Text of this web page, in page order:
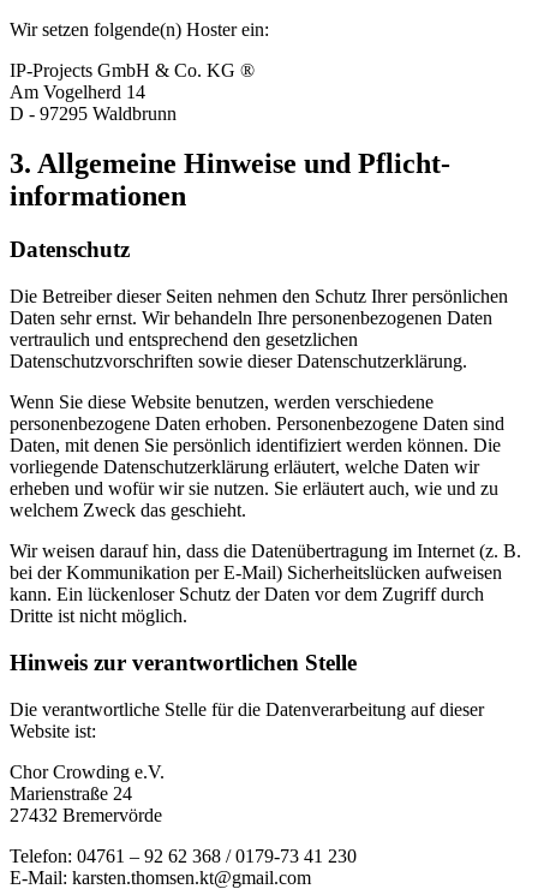
Wir setzen folgende(n) Hoster ein:
IP-Projects GmbH & Co. KG ®
Am Vogelherd 14
D - 97295 Waldbrunn
3. Allgemeine Hinweise und Pflicht­
informationen
Datenschutz
Die Betreiber dieser Seiten nehmen den Schutz Ihrer persönlichen
Daten sehr ernst. Wir behandeln Ihre personenbezogenen Daten
vertraulich und entsprechend den gesetzlichen
Datenschutzvorschriften sowie dieser Datenschutzerklärung.
Wenn Sie diese Website benutzen, werden verschiedene
personenbezogene Daten erhoben. Personenbezogene Daten sind
Daten, mit denen Sie persönlich identifiziert werden können. Die
vorliegende Datenschutzerklärung erläutert, welche Daten wir
erheben und wofür wir sie nutzen. Sie erläutert auch, wie und zu
welchem Zweck das geschieht.
Wir weisen darauf hin, dass die Datenübertragung im Internet (z. B.
bei der Kommunikation per E-Mail) Sicherheitslücken aufweisen
kann. Ein lückenloser Schutz der Daten vor dem Zugriff durch
Dritte ist nicht möglich.
Hinweis zur verantwortlichen Stelle
Die verantwortliche Stelle für die Datenverarbeitung auf dieser
Website ist:
Chor Crowding e.V.
Marienstraße 24
27432 Bremervörde
Telefon: 04761 – 92 62 368 / 0179-73 41 230
E-Mail: karsten.thomsen.kt@gmail.com